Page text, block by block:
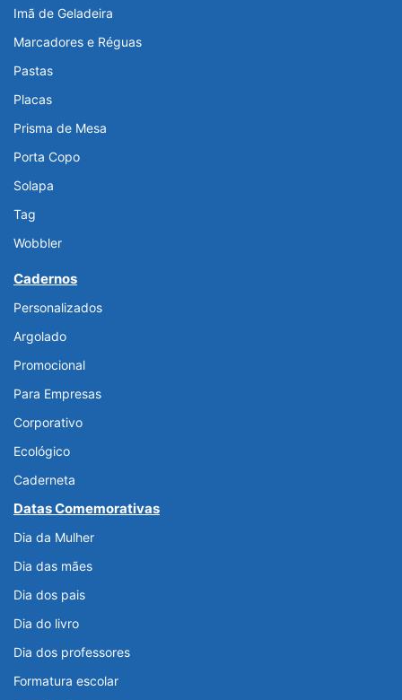
Imã de Geladeira
Marcadores e Réguas
Pastas
Placas
Prisma de Mesa
Porta Copo
Solapa
Tag
Wobbler
Cadernos
Personalizados
Argolado
Promocional
Para Empresas
Corporativo
Ecológico
Caderneta
Datas Comemorativas
Dia da Mulher
Dia das mães
Dia dos pais
Dia do livro
Dia dos professores
Formatura escolar